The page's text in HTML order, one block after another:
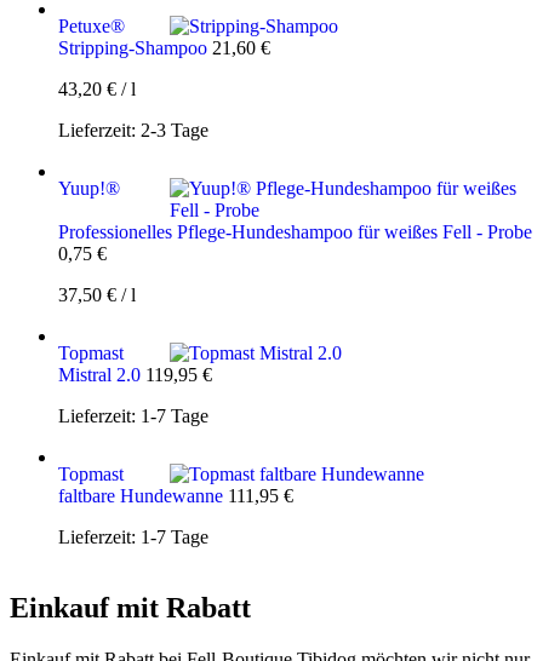
Petuxe®
Stripping-Shampoo 21,60 €
43,20 € /l
Lieferzeit: 2-3 Tage
Yuup!®
Professionelles Pflege-Hundeshampoo für weißes Fell - Probe
0,75 €
37,50 € /l
Topmast
Mistral 2.0 119,95 €
Lieferzeit: 1-7 Tage
Topmast
faltbare Hundewanne 111,95 €
Lieferzeit: 1-7 Tage
Einkauf mit Rabatt